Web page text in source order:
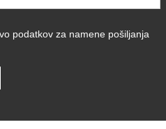
podatkov za namene pošiljanja